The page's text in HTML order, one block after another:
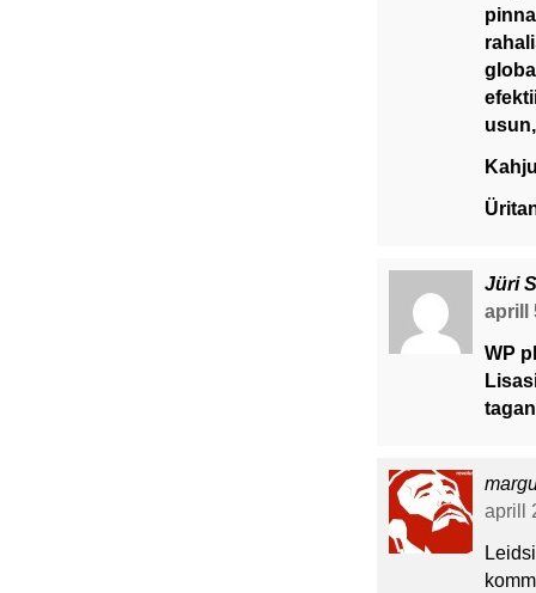
Jüri
aprill
WP
aprill